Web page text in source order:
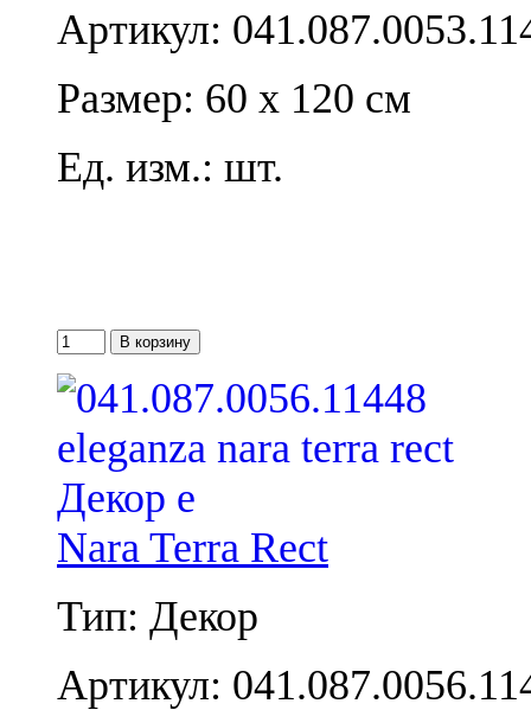
Артикул:
Размер: 60 x 120 см
Ед. изм.: шт.
Nara Terra Rect
Тип: Декор
Артикул: